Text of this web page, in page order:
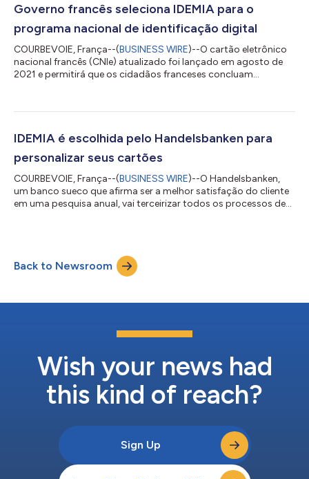
de identidade e verificação de identidade do governo. A IDEMIA
Governo francês seleciona IDEMIA para o
programa nacional de identificação digital
COURBEVOIE, França--(BUSINESS WIRE)--O cartão eletrônico
nacional francês (CNIe) atualizado foi lançado em agosto de
2021 e permitirá que os cidadãos franceses concluam
seguida, eles colocarão o CNIe na parte de trás do telefone, que
campo próximo. O aplicativo móvel lerá e autenticará com
segurança os dados pessoais contidos no c...
IDEMIA é escolhida pelo Handelsbanken para
personalizar seus cartões
COURBEVOIE, França--(BUSINESS WIRE)--O Handelsbanken,
um banco sueco que afirma ser a melhor satisfação do cliente
em uma pesquisa anual, vai terceirizar todos os processos de
investir em tecnologias de personalização se querem enfrentar
os desafios futuros e estar um passo à frente no jogo da
inovação. A IDEMIA, líder...
Back to Newsroom
Wish your news had
this kind of reach?
Sign Up